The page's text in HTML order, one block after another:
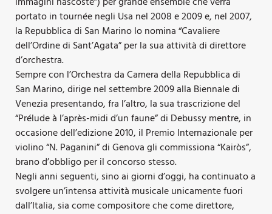
portato in tournée negli Usa nel 2008 e 2009 e, nel 2007,
la Repubblica di San Marino lo nomina “Cavaliere
dell’Ordine di Sant’Agata” per la sua attività di direttore
d’orchestra.
Sempre con l’Orchestra da Camera della Repubblica di
San Marino, dirige nel settembre 2009 alla Biennale di
Venezia presentando, fra l’altro, la sua trascrizione del
“Prélude à l’après-midi d’un faune” di Debussy mentre, in
occasione dell’edizione 2010, il Premio Internazionale per
violino “N. Paganini” di Genova gli commissiona “Kairòs”,
brano d’obbligo per il concorso stesso.
Negli anni seguenti, sino ai giorni d’oggi, ha continuato a
svolgere un’intensa attività musicale unicamente fuori
dall’Italia, sia come compositore che come direttore,